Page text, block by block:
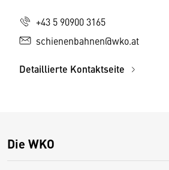
+43 5 90900 3165
schienenbahnen@wko.at
Detaillierte Kontaktseite
Die WKO